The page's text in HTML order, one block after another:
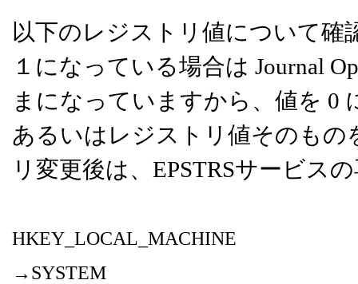
以下のレジストリ値について確
１になっている場合は Journal
まになっていますから、値を 0
あるいはレジストリ値そのも
リ変更後は、EPSTRSサービス
HKEY_LOCAL_MACHINE
→SYSTEM